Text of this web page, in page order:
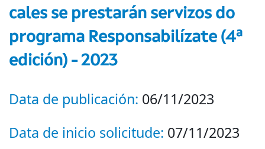
cales se prestarán servizos do
programa Responsabilízate (4ª
edición) - 2023
Data de publicación: 06/11/2023
Data de inicio solicitude: 07/11/2023